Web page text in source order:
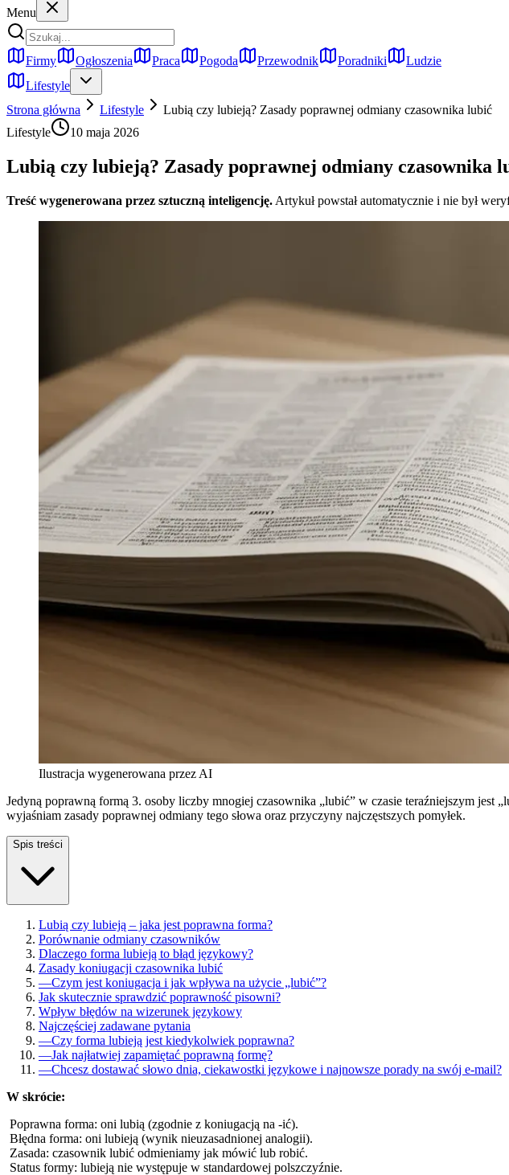
Menu
Firmy Ogłoszenia Praca Pogoda Przewodnik Poradniki
Ludzie
Lifestyle
Strona główna
Lifestyle
Lubią czy lubieją? Zasady poprawnej odmiany czasownika lubić
Lifestyle
10 maja 2026
Lubią czy lubieją? Zasady poprawnej odmiany czasownika
Treść wygenerowana przez sztuczną inteligencję. Artykuł powstał automatycznie i nie był
Ilustracja wygenerowana przez AI
Jedyną poprawną formą 3. osoby liczby mnogiej czasownika „lubić” w czasie teraźniejszym jest
wyjaśniam zasady poprawnej odmiany tego słowa oraz przyczyny najczęstszych pomyłek.
Spis treści
Lubią czy lubieją – jaka jest poprawna forma?
Porównanie odmiany czasowników
Dlaczego forma lubieją to błąd językowy?
Zasady koniugacji czasownika lubić
—Czym jest koniugacja i jak wpływa na użycie „lubić”?
Jak skutecznie sprawdzić poprawność pisowni?
Wpływ błędów na wizerunek językowy
Najczęściej zadawane pytania
—Czy forma lubieją jest kiedykolwiek poprawna?
—Jak najłatwiej zapamiętać poprawną formę?
—Chcesz dostawać słowo dnia, ciekawostki językowe i najnowsze porady na swój e-mail?
W skrócie:
Poprawna forma: oni lubią (zgodnie z koniugacją na -ić).
Błędna forma: oni lubieją (wynik nieuzasadnionej analogii).
Zasada: czasownik lubić odmieniamy jak mówić lub robić.
Status formy: lubieją nie występuje w standardowej polszczyźnie.